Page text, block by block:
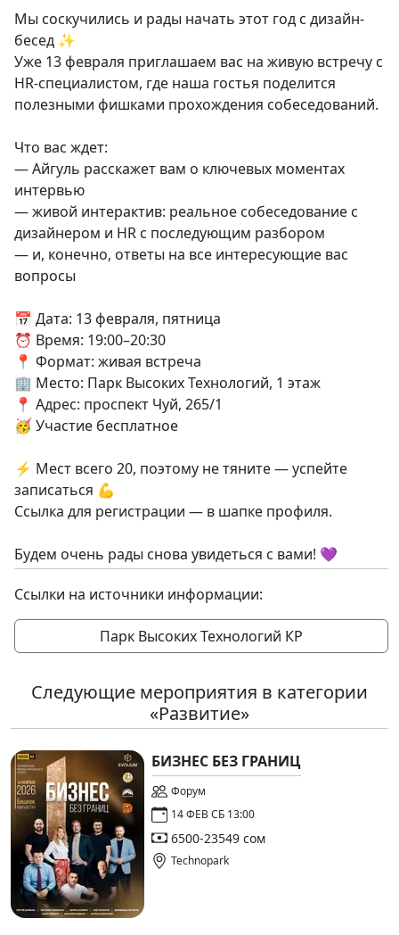
Мы соскучились и рады начать этот год с дизайн-
бесед ✨
Уже 13 февраля приглашаем вас на живую встречу с
HR-специалистом, где наша гостья поделится
полезными фишками прохождения собеседований.
Что вас ждет:
— Айгуль расскажет вам о ключевых моментах
интервью
— живой интерактив: реальное собеседование с
дизайнером и HR с последующим разбором
— и, конечно, ответы на все интересующие вас
вопросы
📅 Дата: 13 февраля, пятница
⏰ Время: 19:00–20:30
📍 Формат: живая встреча
🏢 Место: Парк Высоких Технологий, 1 этаж
📍 Адрес: проспект Чуй, 265/1
🥳 Участие бесплатное
⚡️ Мест всего 20, поэтому не тяните — успейте
записаться 💪
Ссылка для регистрации — в шапке профиля.
Будем очень рады снова увидеться с вами! 💜
Ссылки на источники информации:
Парк Высоких Технологий КР
Следующие мероприятия в категории
«Развитие»
БИЗНЕС БЕЗ ГРАНИЦ
Форум
14 ФЕВ СБ 13:00
6500-23549 сом
Technopark